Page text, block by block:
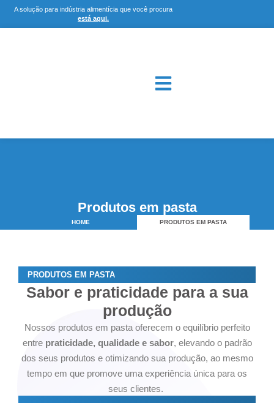
A solução para indústria alimentícia que você procura
está aqui.
Produtos em pasta
HOME PRODUTOS EM PASTA
PRODUTOS EM PASTA
Sabor e praticidade para a sua
produção
Nossos produtos em pasta oferecem o equilíbrio perfeito
entrepraticidade, qualidade e sabor, elevando o padrão
dos seus produtos e otimizando sua produção, ao mesmo
tempo em que promove uma experiência única para os
seus clientes.